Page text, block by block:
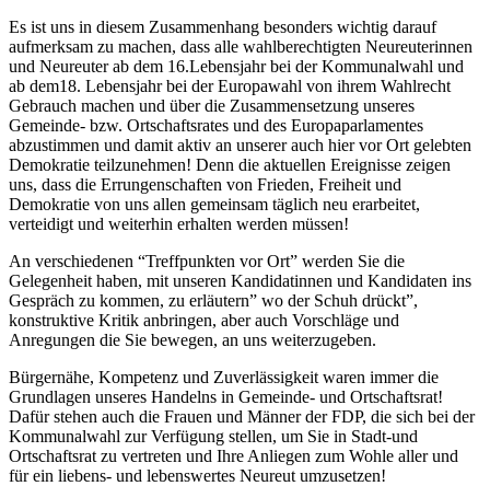
Es ist uns in diesem Zusammenhang besonders wichtig darauf
aufmerksam zu machen, dass alle wahlberechtigten Neureuterinnen
und Neureuter ab dem 16.Lebensjahr bei der Kommunalwahl und
ab dem18. Lebensjahr bei der Europawahl von ihrem Wahlrecht
Gebrauch machen und über die Zusammensetzung unseres
Gemeinde- bzw. Ortschaftsrates und des Europaparlamentes
abzustimmen und damit aktiv an unserer auch hier vor Ort gelebten
Demokratie teilzunehmen! Denn die aktuellen Ereignisse zeigen
uns, dass die Errungenschaften von Frieden, Freiheit und
Demokratie von uns allen gemeinsam täglich neu erarbeitet,
verteidigt und weiterhin erhalten werden müssen!
An verschiedenen “Treffpunkten vor Ort” werden Sie die
Gelegenheit haben, mit unseren Kandidatinnen und Kandidaten ins
Gespräch zu kommen, zu erläutern” wo der Schuh drückt”,
konstruktive Kritik anbringen, aber auch Vorschläge und
Anregungen die Sie bewegen, an uns weiterzugeben.
Bürgernähe, Kompetenz und Zuverlässigkeit waren immer die
Grundlagen unseres Handelns in Gemeinde- und Ortschaftsrat!
Dafür stehen auch die Frauen und Männer der FDP, die sich bei der
Kommunalwahl zur Verfügung stellen, um Sie in Stadt-und
Ortschaftsrat zu vertreten und Ihre Anliegen zum Wohle aller und
für ein liebens- und lebenswertes Neureut umzusetzen!